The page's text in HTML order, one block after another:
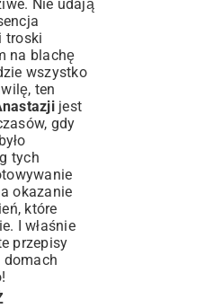
Nie udają
troski
na blachę
wszystko
ten
jest
gdy
tych
okazanie
które
I właśnie
przepisy